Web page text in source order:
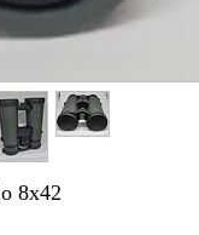
8x42